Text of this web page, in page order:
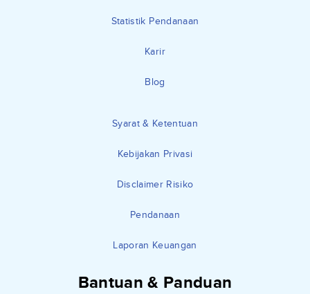
Statistik Pendanaan
Karir
Blog
Syarat & Ketentuan
Kebijakan Privasi
Disclaimer Risiko
Pendanaan
Laporan Keuangan
Bantuan & Panduan